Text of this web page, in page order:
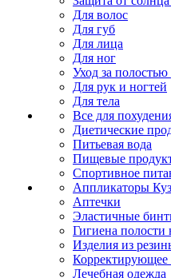
Для волос
Для губ
Для лица
Для ног
Уход за полостью
Для рук и ногтей
Для тела
Все для
Диетические
Питьевая вода
Пищевые
Спортивное
Аппликаторы
Аптечки
Эластичные
Гигиена полости
Изделия из
Корректирующее
Лечебная одежда